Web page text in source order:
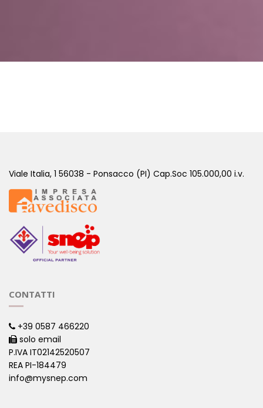
Viale Italia, 1 56038 - Ponsacco (PI) Cap.Soc 105.000,00 i.v.
CONTATTI
+39 0587 466220
solo email
P.IVA IT02142520507
REA PI-184479
info@mysnep.com